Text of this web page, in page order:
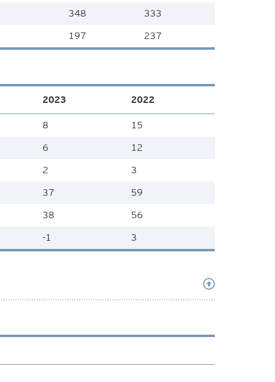
348
333
197 237
2023 2022
8
15
6
12
2
3
37
59
38
56
-1 3